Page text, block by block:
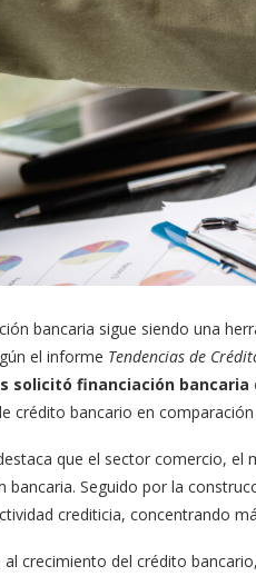
bancaria sigue siendo una
el informe Tendencias de
solicitó financiación
crédito bancario en
que el sector comercio, el
bancaria. Seguido por la
crediticia, concentrando
al crecimiento del crédito